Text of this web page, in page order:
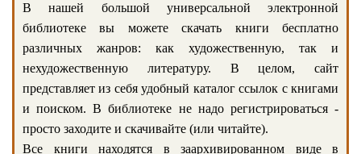
В нашей большой универсальной электронной
библиотеке вы можете скачать книги бесплатно
различных жанров: как художественную, так и
нехудожественную литературу. В целом, сайт
представляет из себя удобный каталог ссылок с книгами
и поиском. В библиотеке не надо регистрироваться -
просто заходите и скачивайте (или читайте).
Все книги находятся в заархивированном виде в